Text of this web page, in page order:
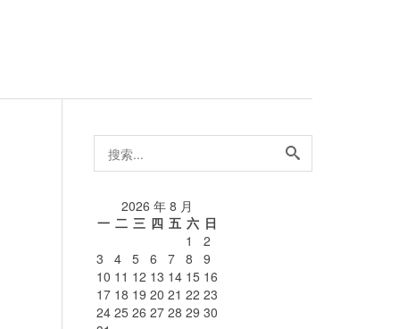
搜
索...
2026 年 8 月
一 二 三 四 五 六 日
1
2
3
4 5 6 7 8
9
10 11 12 13 14 15 16
17 18 19 20 21 22 23
24 25 26 27 28 29 30